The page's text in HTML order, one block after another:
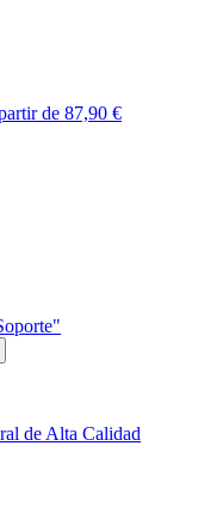
de 87,90 €
de Alta Calidad